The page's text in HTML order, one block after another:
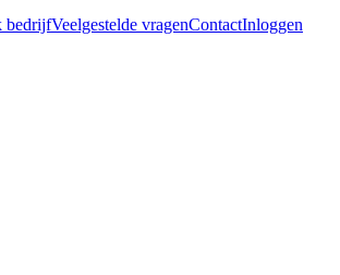
bedrijfVeelgestelde vragenContactInloggen